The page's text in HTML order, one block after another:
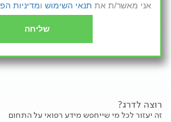
אני מאשר/ת את תנאי השימוש ומדיניות
שליחה
רוצה לדרג?
זה יעזור לכל מי שייחפש מידע רפואי על התחום